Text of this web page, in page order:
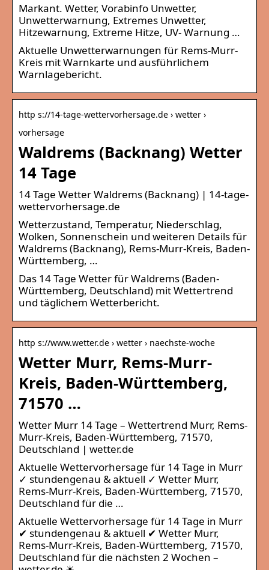
Markant. Wetter, Vorabinfo Unwetter,
Unwetterwarnung, Extremes Unwetter,
Hitzewarnung, Extreme Hitze, UV- Warnung …
Aktuelle Unwetterwarnungen für Rems-Murr-
Kreis mit Warnkarte und ausführlichem
Warnlagebericht.
http s://14-tage-wettervorhersage.de › wetter ›
vorhersage
Waldrems (Backnang) Wetter
14 Tage
14 Tage Wetter Waldrems (Backnang) | 14-tage-
wettervorhersage.de
Wetterzustand, Temperatur, Niederschlag,
Wolken, Sonnenschein und weiteren Details für
Waldrems (Backnang), Rems-Murr-Kreis, Baden-
Württemberg, …
Das 14 Tage Wetter für Waldrems (Baden-
Württemberg, Deutschland) mit Wettertrend
und täglichem Wetterbericht.
http s://www.wetter.de › wetter › naechste-woche
Wetter Murr, Rems-Murr-
Kreis, Baden-Württemberg,
71570 …
Wetter Murr 14 Tage – Wettertrend Murr, Rems-
Murr-Kreis, Baden-Württemberg, 71570,
Deutschland | wetter.de
Aktuelle Wettervorhersage für 14 Tage in Murr
✓ stundengenau & aktuell ✓ Wetter Murr,
Rems-Murr-Kreis, Baden-Württemberg, 71570,
Deutschland für die …
Aktuelle Wettervorhersage für 14 Tage in Murr
✔ stundengenau & aktuell ✔ Wetter Murr,
Rems-Murr-Kreis, Baden-Württemberg, 71570,
Deutschland für die nächsten 2 Wochen –